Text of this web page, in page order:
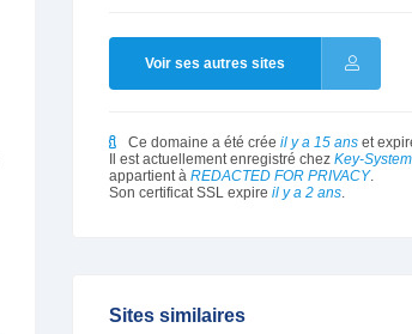
Voir ses autres sites
Ce domaine a été crée il y a 15 ans et
Il est actuellement enregistré chez Key-
appartient à REDACTED FOR PRIVACY.
Son certificat SSL expire il y a 2 ans.
Sites similaires